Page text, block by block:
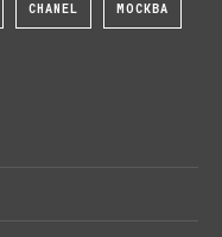
CHANEL МОСКВА